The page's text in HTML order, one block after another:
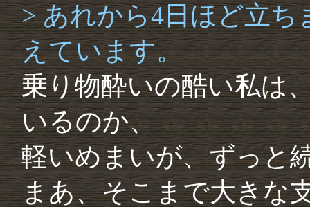
> あれから4日ほど立ち
えています。
乗り物酔いの酷い私は
いるのか、
軽いめまいが、ずっと
まあ、そこまで大きな